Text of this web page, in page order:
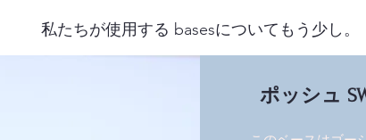
私たちが使用する basesについてもう少し。
ポッシュ